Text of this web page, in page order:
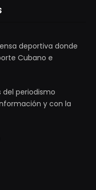
deportiva donde
Cubano e
del periodismo
y con la